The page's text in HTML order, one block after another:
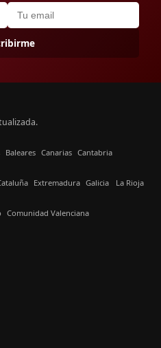
Baleares Canarias Cantabria
Extremadura Galicia La Rioja
Comunidad Valenciana